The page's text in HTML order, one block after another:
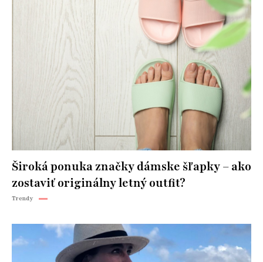
Široká ponuka značky dámske šľapky – ako
zostaviť originálny letný outfit?
Trendy